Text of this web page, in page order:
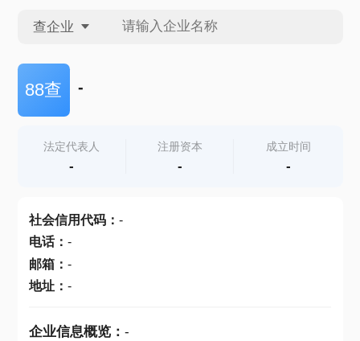
查企业
查企业
查产地
88查 -
法定代表人
-
注册资本
-
成立时间
-
社会信用代码： -
电话： -
邮箱： -
地址： -
企业信息概览： -